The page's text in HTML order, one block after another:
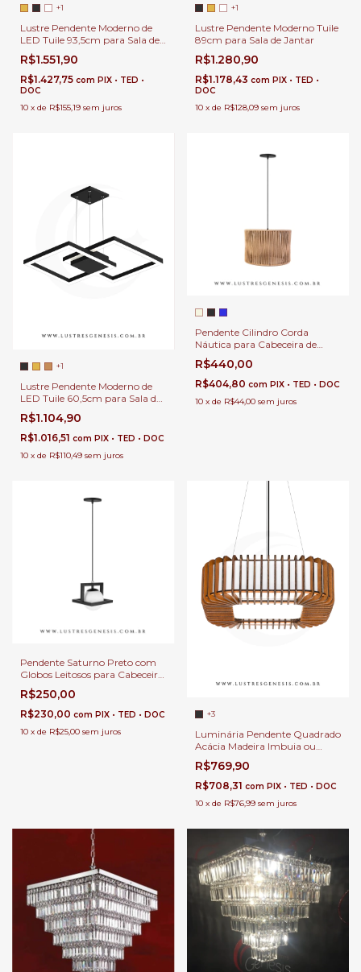
+1
Lustre Pendente Moderno de
LED Tuile 93,5cm para Sala de
Jantar
R$1.551,90
R$1.427,75 com PIX • TED •
DOC
10 x de R$155,19 sem juros
+1
Lustre Pendente Moderno Tuile
89cm para Sala de Jantar
R$1.280,90
R$1.178,43 com PIX • TED •
DOC
10 x de R$128,09 sem juros
+1
Lustre Pendente Moderno de
LED Tuile 60,5cm para Sala de
Jantar
R$1.104,90
R$1.016,51 com PIX • TED • DOC
10 x de R$110,49 sem juros
Pendente Cilindro Corda
Náutica para Cabeceira de
Cama, Balcão de Cozinha,
Quartos e Área Gourmet
R$440,00
R$404,80 com PIX • TED • DOC
10 x de R$44,00 sem juros
Pendente Saturno Preto com
Globos Leitosos para Cabeceira
de Cama, Balcão de Cozinha,
Quartos e Área Gourmet
R$250,00
R$230,00 com PIX • TED • DOC
10 x de R$25,00 sem juros
+3
Luminária Pendente Quadrado
Acácia Madeira Imbuia ou
Nogueira para Mesa de Jantar,
Quartos, Salas e Escritórios
R$769,90
R$708,31 com PIX • TED • DOC
10 x de R$76,99 sem juros